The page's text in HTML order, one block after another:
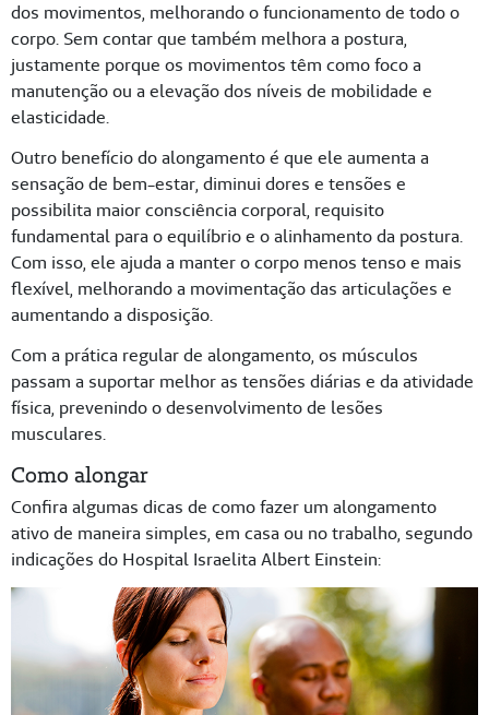
dos movimentos, melhorando o funcionamento de todo o
corpo. Sem contar que também melhora a postura,
justamente porque os movimentos têm como foco a
manutenção ou a elevação dos níveis de mobilidade e
elasticidade.
Outro benefício do alongamento é que ele aumenta a
sensação de bem-estar, diminui dores e tensões e
possibilita maior consciência corporal, requisito
fundamental para o equilíbrio e o alinhamento da postura.
Com isso, ele ajuda a manter o corpo menos tenso e mais
flexível, melhorando a movimentação das articulações e
aumentando a disposição.
Com a prática regular de alongamento, os músculos
passam a suportar melhor as tensões diárias e da atividade
física, prevenindo o desenvolvimento de lesões
musculares.
Como alongar
Confira algumas dicas de como fazer um alongamento
ativo de maneira simples, em casa ou no trabalho, segundo
indicações do Hospital Israelita Albert Einstein: